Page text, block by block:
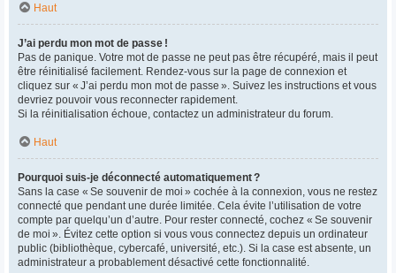
Haut
J’ai perdu mon mot de passe !
Pas de panique. Votre mot de passe ne peut pas être récupéré, mais il peut
être réinitialisé facilement. Rendez-vous sur la page de connexion et
cliquez sur « J’ai perdu mon mot de passe ». Suivez les instructions et vous
devriez pouvoir vous reconnecter rapidement.
Si la réinitialisation échoue, contactez un administrateur du forum.
Haut
Pourquoi suis-je déconnecté automatiquement ?
Sans la case « Se souvenir de moi » cochée à la connexion, vous ne restez
connecté que pendant une durée limitée. Cela évite l’utilisation de votre
compte par quelqu’un d’autre. Pour rester connecté, cochez « Se souvenir
de moi ». Évitez cette option si vous vous connectez depuis un ordinateur
public (bibliothèque, cybercafé, université, etc.). Si la case est absente, un
administrateur a probablement désactivé cette fonctionnalité.